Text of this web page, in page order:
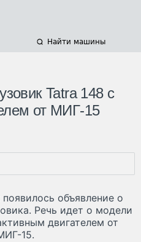
Найти машины
Tatra 148 с
от МИГ-15
объявление о
Речь идет о модели
двигателем от
15.